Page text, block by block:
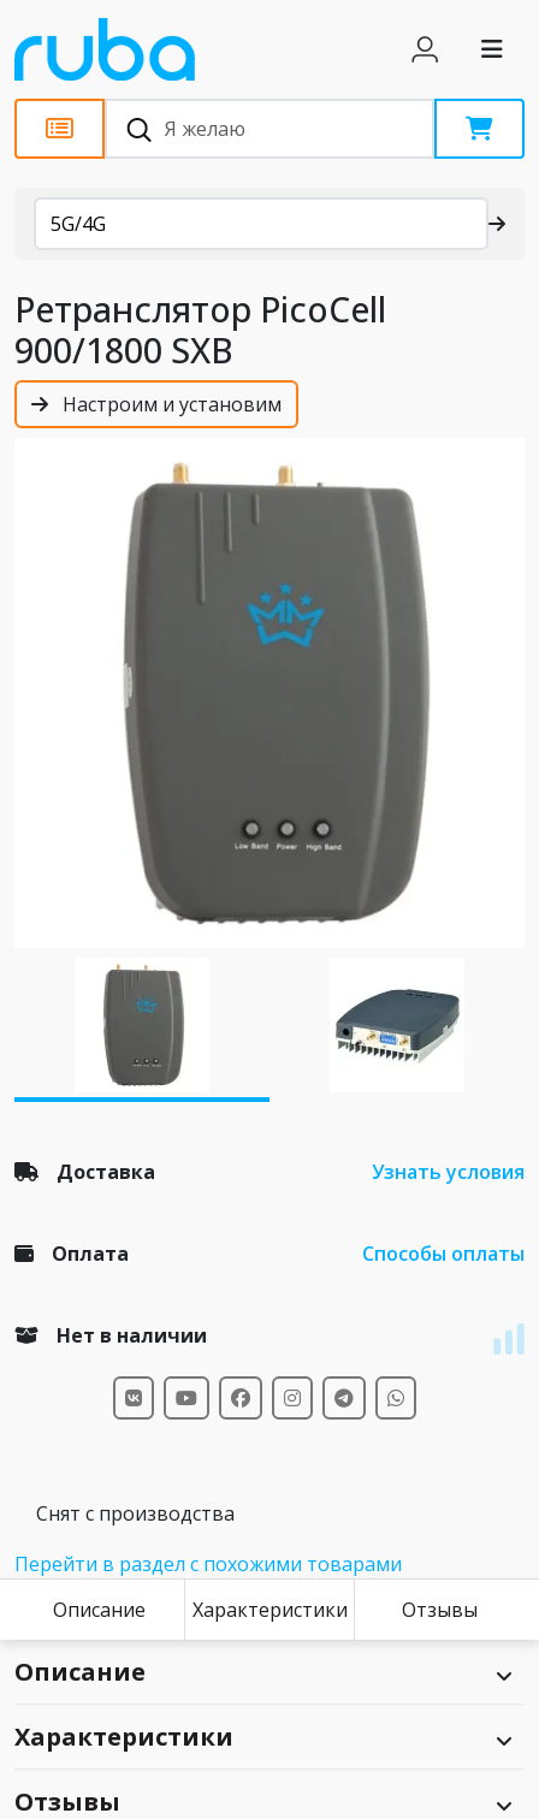
Каталог
5G/4G
Ретранслятор PicoCell
900/1800 SXB
Настроим и установим
Доставка Узнать условия
Оплата Способы оплаты
Нет в наличии
Снят с производства
Перейти в раздел с похожими товарами
Описание
Характеристики Отзывы
Описание
Характеристики
Отзывы